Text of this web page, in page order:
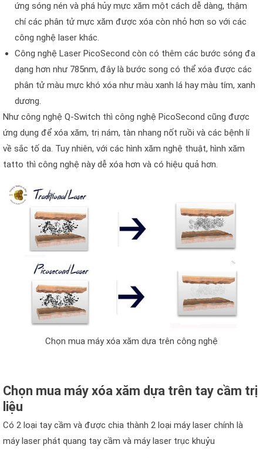
ứng sóng nén và phá hủy mực xăm một cách dễ dàng, thậm
chí các phân tử mực xăm được xóa còn nhỏ hơn so với các
công nghệ laser khác.
Công nghệ Laser PicoSecond còn có thêm các bước sóng đa
dạng hơn như 785nm, đây là bước song có thể xóa được các
phân tử màu mực khó xóa như màu xanh lá hay màu tím, xanh
dương.
Như công nghệ Q-Switch thì công nghệ PicoSecond cũng được
ứng dụng để xóa xăm, trị nám, tàn nhang nốt ruồi và các bệnh lí
về sắc tố da. Tuy nhiên, với các hình xăm nghệ thuật, hình xăm
tatto thì công nghệ này dễ xóa hơn và có hiệu quả hơn.
Chọn mua máy xóa xăm dựa trên công nghệ
Chọn mua máy xóa xăm dựa trên tay cầm trị
liệu
Có 2 loại tay cầm và được chia thành 2 loại máy laser chính là
máy laser phát quang tay cầm và máy laser trục khuỷu